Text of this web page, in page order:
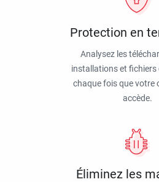
Protection en
Analysez les
installations et fichiers
chaque fois que votre
accède.
Éliminez les